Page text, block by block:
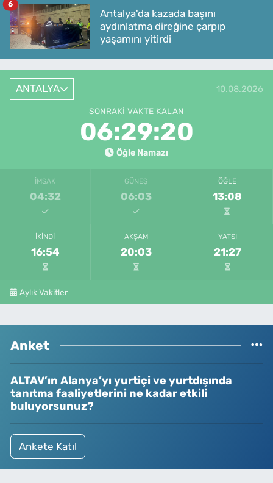
Antalya'da kazada başını
aydınlatma direğine çarpıp
yaşamını yitirdi
6
ANTALYA 10.08.2026
SONRAKI VAKTE KALAN
06:29:20
Öğle Namazı
İMSAK
04:32
GÜNEŞ
06:03
ÖĞLE
13:08
İKINDI
16:54
AKŞAM
20:03
YATSI
21:27
Aylık Vakitler
Anket
ALTAV’ın Alanya’yı yurtiçi ve yurtdışında
tanıtma faaliyetlerini ne kadar etkili
buluyorsunuz?
Ankete Katıl